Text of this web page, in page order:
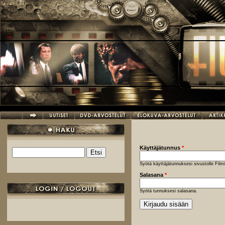
Hyppää pääsisältöön
Hakulomake
Käyttäjätunnus *
Syötä käyttäjätunnuksesi sivustolle
Salasana *
Syötä tunnuksesi salasana.